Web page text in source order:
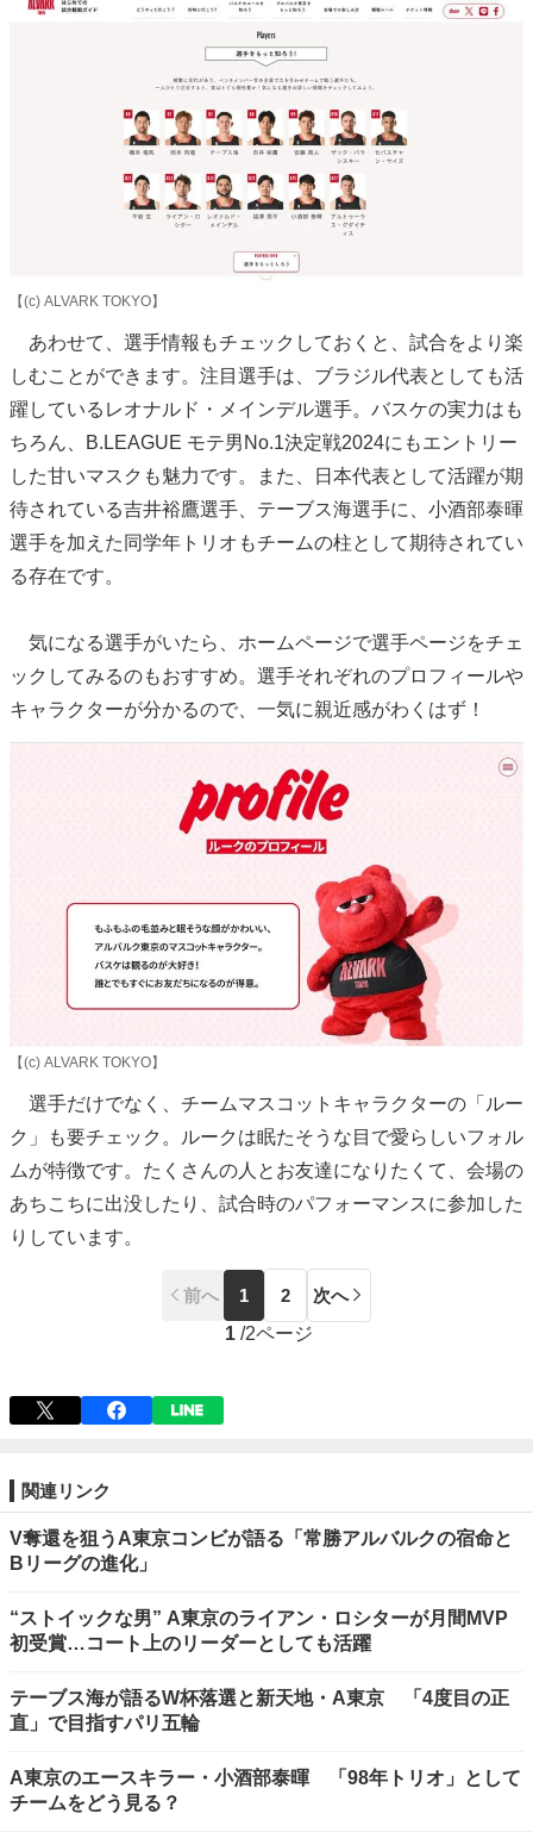
【(c) ALVARK TOKYO】
あわせて、選手情報もチェックしておくと、試合をより楽
しむことができます。注目選手は、ブラジル代表としても活
躍しているレオナルド・メインデル選手。バスケの実力はも
ちろん、B.LEAGUE モテ男No.1決定戦2024にもエントリー
した甘いマスクも魅力です。また、日本代表として活躍が期
待されている吉井裕鷹選手、テーブス海選手に、小酒部泰暉
選手を加えた同学年トリオもチームの柱として期待されてい
る存在です。
気になる選手がいたら、ホームページで選手ページをチェ
ックしてみるのもおすすめ。選手それぞれのプロフィールや
キャラクターが分かるので、一気に親近感がわくはず！
【(c) ALVARK TOKYO】
選手だけでなく、チームマスコットキャラクターの「ルー
ク」も要チェック。ルークは眠たそうな目で愛らしいフォル
ムが特徴です。たくさんの人とお友達になりたくて、会場の
あちこちに出没したり、試合時のパフォーマンスに参加した
りしています。
前へ 1 2
次へ
1 /2ページ
関連リンク
V奪還を狙うA東京コンビが語る「常勝アルバルクの宿命と
Bリーグの進化」
“ストイックな男” A東京のライアン・ロシターが月間MVP
初受賞…コート上のリーダーとしても活躍
テーブス海が語るW杯落選と新天地・A東京 「4度目の正
直」で目指すパリ五輪
A東京のエースキラー・小酒部泰暉 「98年トリオ」として
チームをどう見る？